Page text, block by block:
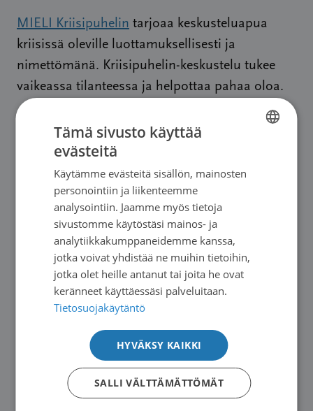
MIELI Kriisipuhelin tarjoaa keskusteluapua
kriisissä oleville luottamuksellisesti ja
nimettömänä. Kriisipuhelin-keskustelu tukee
vaikeassa tilanteessa ja helpottaa pahaa oloa.
Kriisipuhelin suomeksi päivystää numerossa
2525 011124 tuntia vuorokaudessa.
Kriisipuhelin ruotsiksi, Kristelefon
numerossa09 2525 0112 ma ja ke klo 16–20, ti,
to, pe klo 9–13.
Kriisipuhelin englanniksi ,Crisis Help line
päivystää numerossa09 2525 0116pe klo 9-13.
Kuva: Freestocks / Unsplash
SWEDISH
Tämä sivusto käyttää
evästeitä
Käytämme evästeitä sisällön, mainosten
personointiin ja liikenteemme
analysointiin. Jaamme myös tietoja
sivustomme käytöstäsi mainos- ja
analytiikkakumppaneidemme kanssa,
jotka voivat yhdistää ne muihin tietoihin,
jotka olet heille antanut tai joita he ovat
keränneet käyttäessäsi palveluitaan.
Tietosuojakäytäntö
HYVÄKSY KAIKKI
SALLI VÄLTTÄMÄTTÖMÄT